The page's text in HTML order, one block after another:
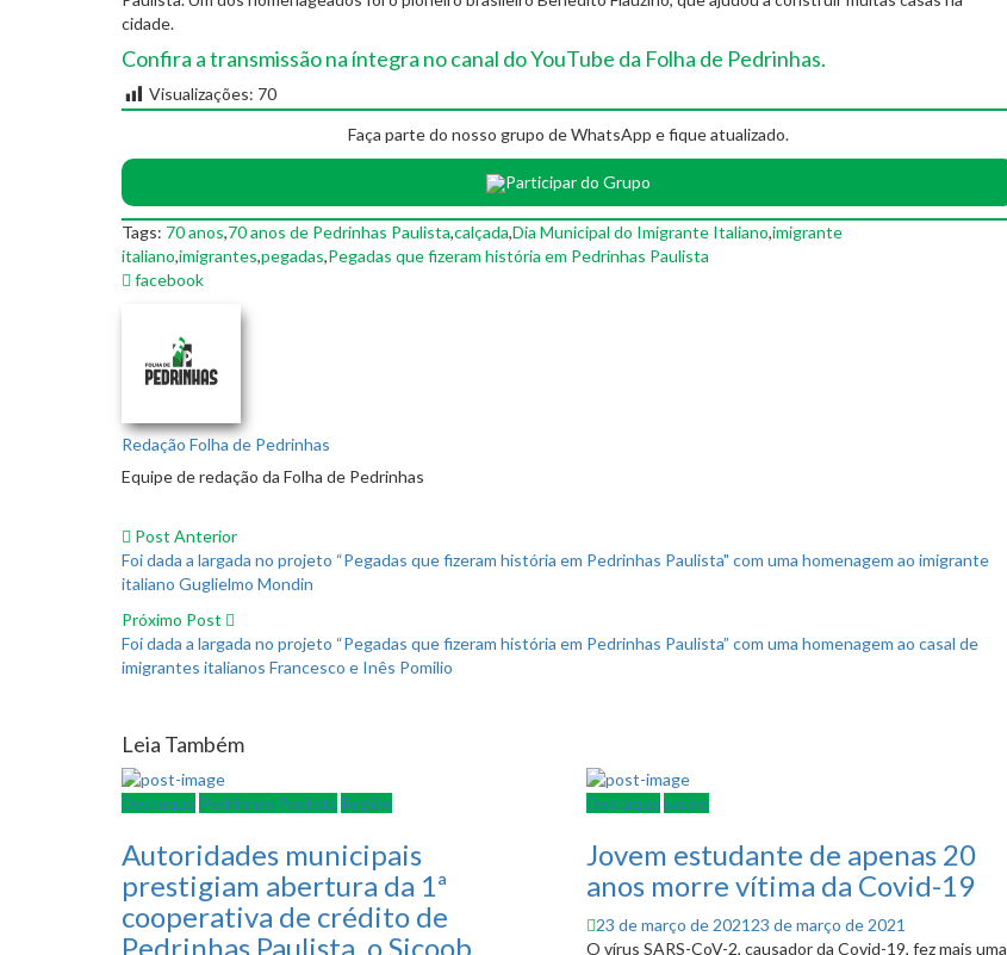
cidade.
Confira a transmissão na íntegra no canal do YouTube da Folha de Pedrinhas.
Visualizações: 70
Faça parte do nosso grupo de WhatsApp e fique atualizado.
Participar do Grupo
Tags: 70 anos,70 anos de Pedrinhas Paulista,calçada,Dia Municipal do Imigrante Italiano,imigrante
italiano,imigrantes,pegadas,Pegadas que fizeram história em Pedrinhas Paulista
facebook
Redação Folha de Pedrinhas
Equipe de redação da Folha de Pedrinhas
Post Anterior
Foi dada a largada no projeto “Pegadas que fizeram história em Pedrinhas Paulista" com uma homenagem ao imigrante
italiano Guglielmo Mondin
Próximo Post
Foi dada a largada no projeto “Pegadas que fizeram história em Pedrinhas Paulista” com uma homenagem ao casal de
imigrantes italianos Francesco e Inês Pomilio
Leia Também
Destaque Pedrinhas Paulista Região
Autoridades municipais
prestigiam abertura da 1ª
cooperativa de crédito de
Pedrinhas Paulista, o Sicoob
Destaque saúde
Jovem estudante de apenas 20
anos morre vítima da Covid-19
Posted
on
23 de março de 2021 23 de março de 2021
O vírus SARS-CoV-2, causador da Covid-19, fez mais uma